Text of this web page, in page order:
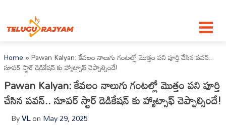
Home»Pawan Kalyan: కేవలం నాలుగు గంటల్లో మొత్తం పని పూర్తి చేసిన పవన్..
సూపర్ స్టార్ డెడికేషన్ కు హ్యాట్సాఫ్ చెప్పాల్సిందే!
Pawan Kalyan: కేవలం నాలుగు గంటల్లో మొత్తం పని పూర్తి
చేసిన పవన్.. సూపర్ స్టార్ డెడికేషన్ కు హ్యాట్సాఫ్ చెప్పాల్సిందే!
ByVLon May 29, 2025